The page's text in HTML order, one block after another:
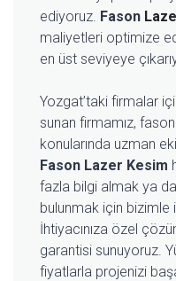
ediyoruz. Fason
maliyetleri optimize
en üst seviyeye
Yozgat’taki firmalar
sunan firmamız,
konularında uzman
Fason Lazer Kesim
fazla bilgi almak ya
bulunmak için bizimle
İhtiyacınıza özel
garantisi sunuyoruz.
fiyatlarla projenizi